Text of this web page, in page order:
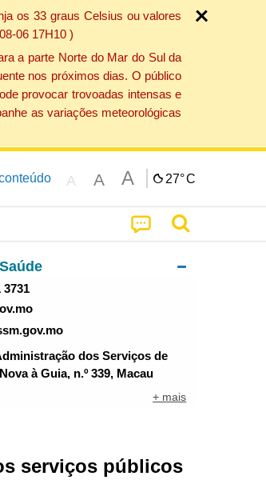
os 33 graus Celsius ou valores
06 17H10 )
a parte Norte do Mar do Sul da
nos próximos dias. O público
provocar trovoadas intensas e
as variações meteorológicas
A A A 27°C
3731
dos Serviços de
à Guia, n.º 339, Macau
+ mais
serviços públicos